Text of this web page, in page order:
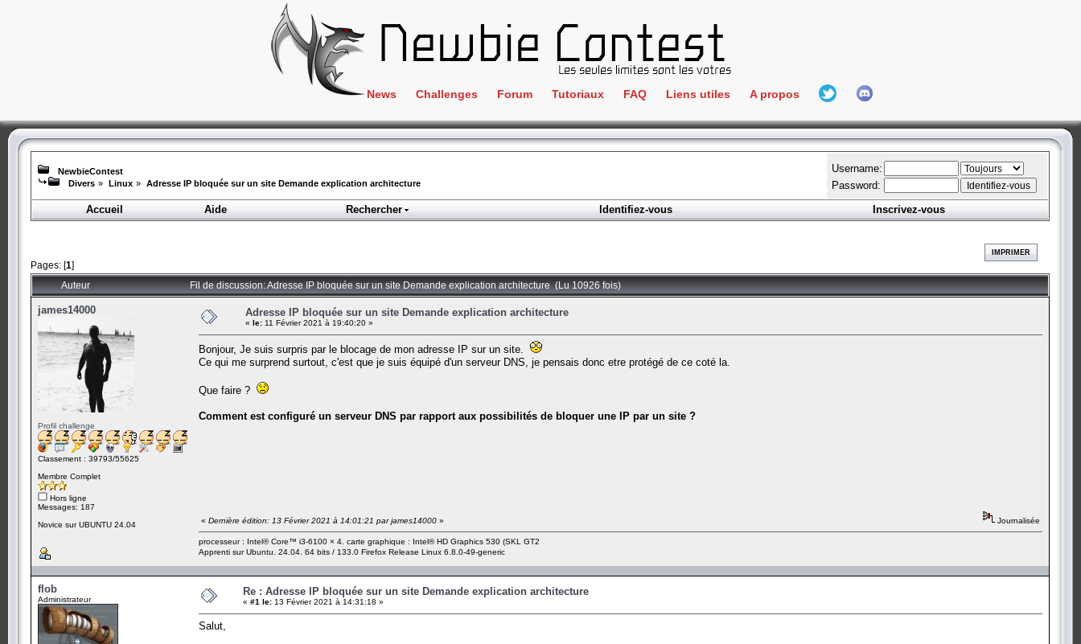
News Challenges
Crackme
ClientSide
Forensics
Programmation
Stéganographie
Wargame
Tous les challenges
Forum Tutoriaux FAQ Liens utiles
IRC
Newbie Connect
Partenaires
Goodies
L'incubateur
A propos
L'équipe
Hall Of Fame
NewbieContest
Divers » Linux » Adresse IP bloquée sur un site Demande explication architecture
Username:
Password:
Accueil
Aide Rechercher Identifiez-vous Inscrivez-vous
Pages: [1]
IMPRIMER
Auteur Fil de discussion: Adresse IP bloquée sur un site Demande explication architecture (Lu 10926 fois)
james14000
Profil challenge
Classement : 39793/55625
Membre Complet
Hors ligne
Messages: 187
Novice sur UBUNTU 24.04
Adresse IP bloquée sur un site Demande explication architecture
« le: 11 Février 2021 à 19:40:20 »
Bonjour, Je suis surpris par le blocage de mon adresse IP sur un site.
Ce qui me surprend surtout, c'est que je suis équipé d'un serveur DNS, je pensais donc etre protégé de ce coté la.
Que faire ?
Comment est configuré un serveur DNS par rapport aux possibilités de bloquer une IP par un site ?
« Dernière édition: 13 Février 2021 à 14:01:21 par james14000 » Journalisée
processeur : Intel® Core™ i3-6100 × 4. carte graphique : Intel® HD Graphics 530 (SKL GT2
Apprenti sur Ubuntu. 24.04. 64 bits / 133.0 Firefox Release Linux 6.8.0-49-generic
flob
Administrateur
Re : Adresse IP bloquée sur un site Demande explication architecture
« #1 le: 13 Février 2021 à 14:31:18 »
Salut,